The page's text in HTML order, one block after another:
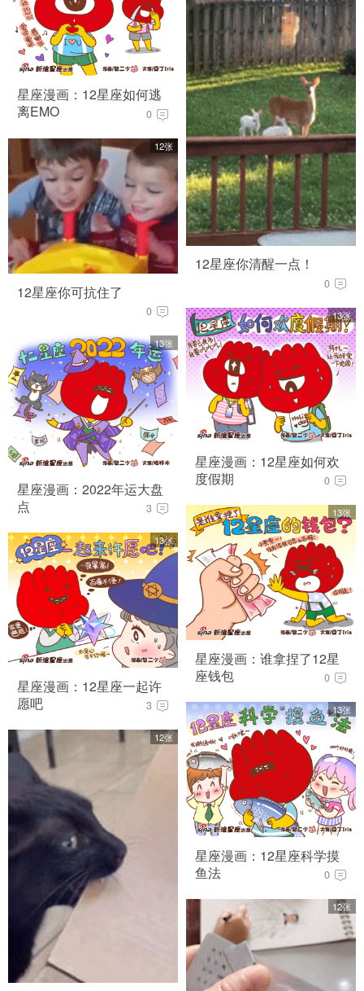
星座漫画：12星座如何逃
离EMO
0
12张
12星座你可抗住了
0
13张
星座漫画：2022年运大盘
点
3
13张
星座漫画：12星座一起许
愿吧
3
12张
12星座你清醒一点！
0
13张
星座漫画：12星座如何欢
度假期
0
13张
星座漫画：谁拿捏了12星
座钱包
0
13张
星座漫画：12星座科学摸
鱼法
0
12张